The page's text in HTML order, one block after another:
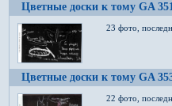
Цветные доски к тому GA
23 фото,
Цветные доски к тому GA
22 фото,